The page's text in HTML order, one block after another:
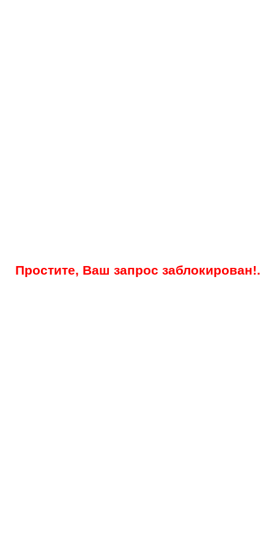
Простите, Ваш запрос заблокирован!.